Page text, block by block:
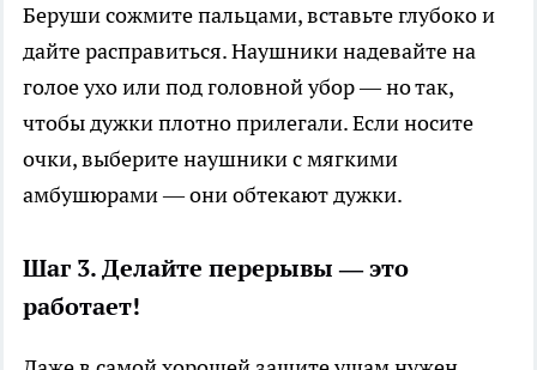
Беруши сожмите пальцами, вставьте глубоко и
дайте расправиться. Наушники надевайте на
голое ухо или под головной убор — но так,
чтобы дужки плотно прилегали. Если носите
очки, выберите наушники с мягкими
амбушюрами — они обтекают дужки.
Шаг 3. Делайте перерывы — это
работает!